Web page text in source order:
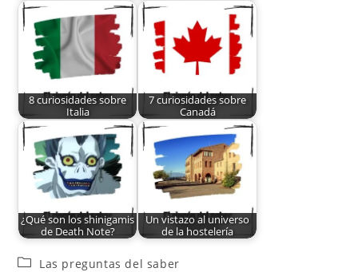
8 curiosidades sobre
Italia
7 curiosidades sobre
Canadá
¿Qué son los shinigamis
de Death Note?
Un vistazo al universo
de la hostelería
Las preguntas del saber